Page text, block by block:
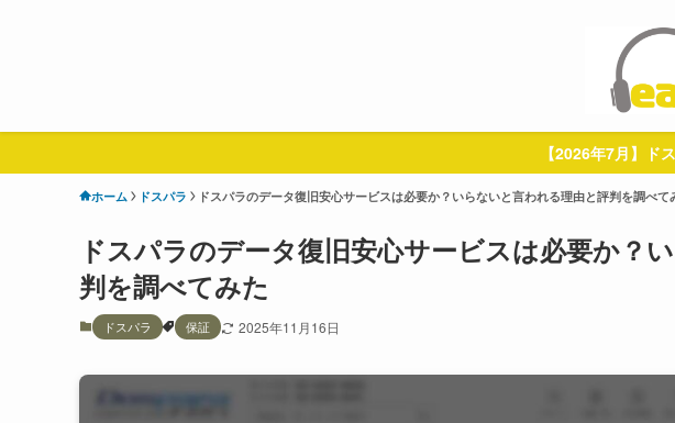
【2026年7月】ド
ホーム ドスパラ ドスパラのデータ復旧安心サービスは必要か？いらないと言われる理由と評判を調べて
ドスパラのデータ復旧安心サービスは必要か？
判を調べてみた
ドスパラ 保証 2025年11月16日